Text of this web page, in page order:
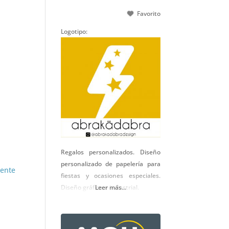
Favorito
Logotipo:
Regalos personalizados. Diseño
personalizado de papelería para
fiestas y ocasiones especiales.
Diseño gráfico e industrial.
Leer más...